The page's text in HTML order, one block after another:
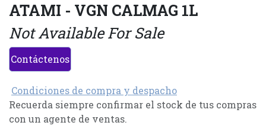
ATAMI - VGN CALMAG 1L
Not Available For Sale
Contáctenos
Condiciones de compra y despacho
Recuerda siempre confirmar el stock de tus compras
con un agente de ventas.